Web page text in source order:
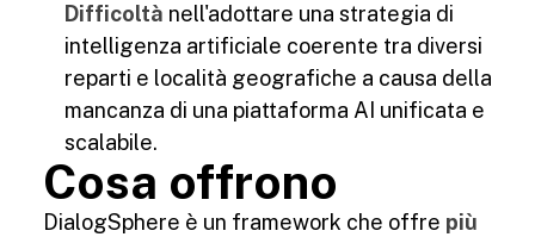
Difficoltà nell'adottare una strategia di
intelligenza artificiale coerente tra diversi
reparti e località geografiche a causa della
mancanza di una piattaforma AI unificata e
scalabile.
Cosa offrono
DialogSphere è un framework che offre più